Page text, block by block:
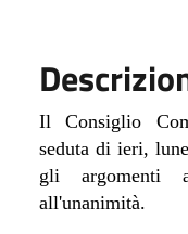
Il Consiglio
seduta di ieri,
gli argomenti
all'unanimità.